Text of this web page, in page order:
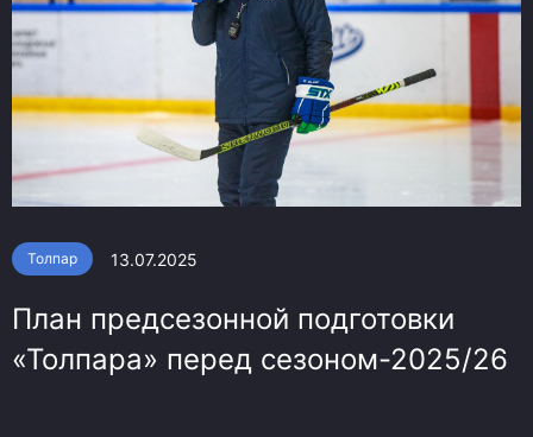
Толпар 13.07.2025
План предсезонной подготовки
«Толпара» перед сезоном-2025/26